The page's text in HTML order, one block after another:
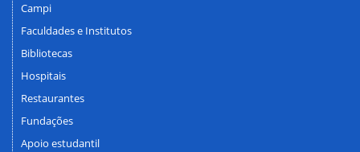
Campi
Faculdades e Institutos
Bibliotecas
Hospitais
Restaurantes
Fundações
Apoio estudantil